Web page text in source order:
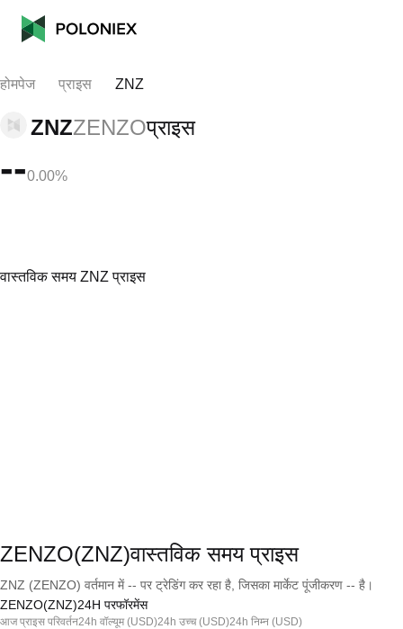
होमपेज प्राइस ZNZ
ZNZZENZOप्राइस
--0.00%
वास्तविक समय ZNZ प्राइस
ZENZO(ZNZ)वास्तविक समय प्राइस
ZNZ (ZENZO) वर्तमान में -- पर ट्रेडिंग कर रहा है, जिसका मार्केट पूंजीकरण -- है।
ZENZO(ZNZ)24H परफॉरमेंस
आज प्राइस परिवर्तन24h वॉल्यूम (USD)24h उच्च (USD)24h निम्न (USD)